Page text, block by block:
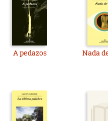
A pedazos Nada